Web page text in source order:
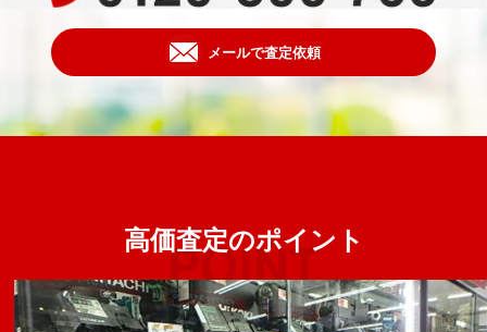
メールで査定依頼
高価査定のポイント
POINT